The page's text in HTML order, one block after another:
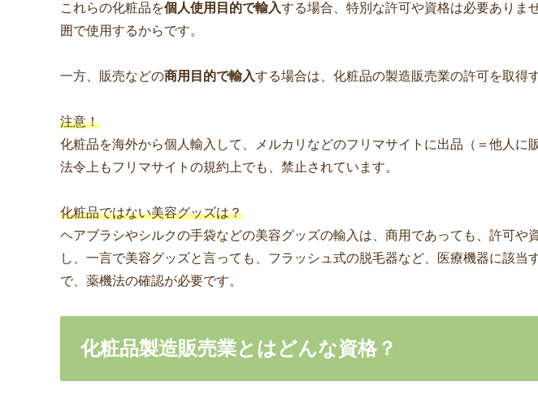
これらの化粧品を個人使用目的で輸入する場合、特別な許可や資格は必要ありま
囲で使用するからです。
一方、販売などの商用目的で輸入する場合は、化粧品の製造販売業の許可を取得
注意！
化粧品を海外から個人輸入して、メルカリなどのフリマサイトに出品（＝他人に
法令上もフリマサイトの規約上でも、禁止されています。
化粧品ではない美容グッズは？
ヘアブラシやシルクの手袋などの美容グッズの輸入は、商用であっても、許可や
し、一言で美容グッズと言っても、フラッシュ式の脱毛器など、医療機器に該当
で、薬機法の確認が必要です。
化粧品製造販売業とはどんな資格？